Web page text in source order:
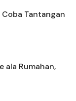
Tantangan
ala Rumahan,